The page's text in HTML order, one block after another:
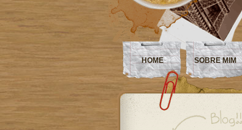
HOME SOBRE MIM